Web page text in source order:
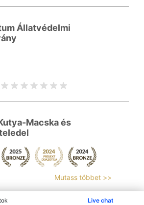
Live chat
Állatvédelmi
Macska és
Mutass többet >>